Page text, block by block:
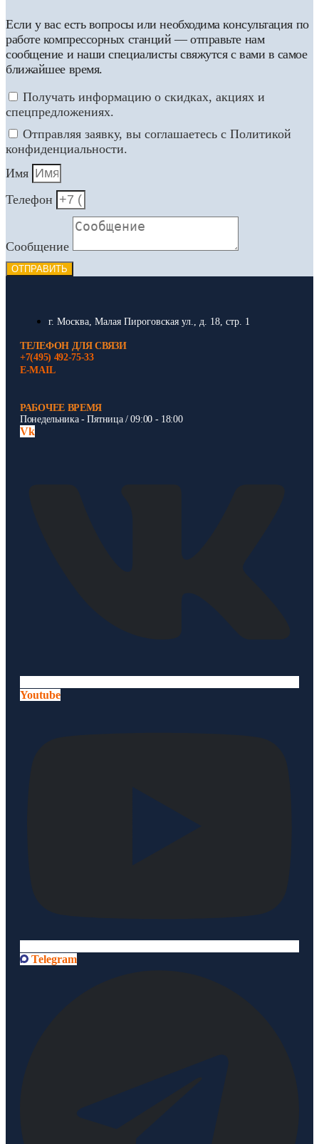
Если у вас есть вопросы или необходима консультация по
работе компрессорных станций — отправьте нам
сообщение и наши специалисты свяжутся с вами в самое
ближайшее время.
Получать информацию о скидках, акциях и
спецпредложениях.
Отправляя заявку, вы соглашаетесь с Политикой
конфиденциальности.
Имя
Телефон
Сообщение
ОТПРАВИТЬ
г. Москва, Малая Пироговская ул., д. 18, стр. 1
ТЕЛЕФОН ДЛЯ СВЯЗИ
+7(495) 492-75-33
E-MAIL
РАБОЧЕЕ ВРЕМЯ
Понедельника - Пятница / 09:00 - 18:00
Vk
Youtube
Telegram